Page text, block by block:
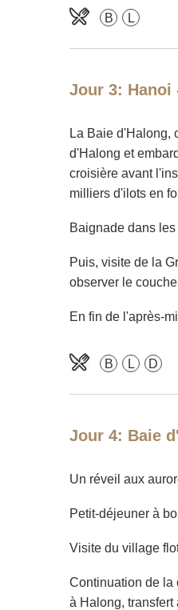
B L
Jour 3: Hanoi
La Baie d'Halong,
d'Halong et
croisière avant
milliers d'ilots en
Baignade dans
Puis, visite de la
observer le
En fin de l'après-
B L D
Jour 4: Baie
Un réveil aux
Petit-déjeuner à
Visite du village
Continuation de la
à Halong,